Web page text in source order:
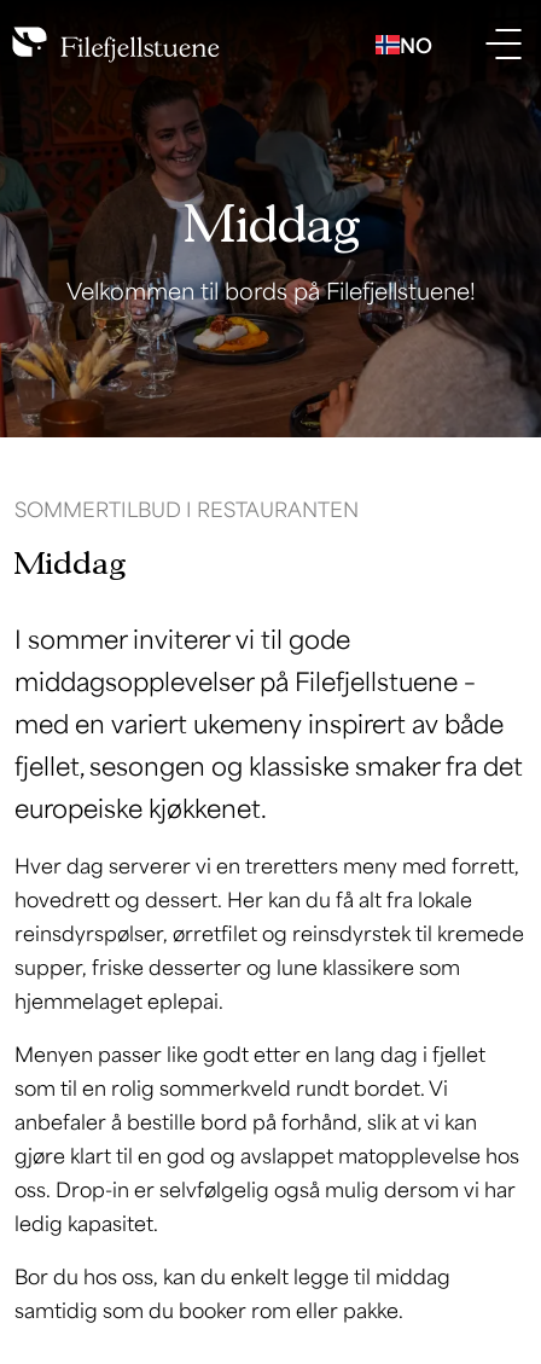
NO
Middag
Velkommen til bords på Filefjellstuene!
SOMMERTILBUD I RESTAURANTEN
Middag
I sommer inviterer vi til gode
middagsopplevelser på Filefjellstuene –
med en variert ukemeny inspirert av både
fjellet, sesongen og klassiske smaker fra det
europeiske kjøkkenet.
Hver dag serverer vi en treretters meny med forrett,
hovedrett og dessert. Her kan du få alt fra lokale
reinsdyrspølser, ørretfilet og reinsdyrstek til kremede
supper, friske desserter og lune klassikere som
hjemmelaget eplepai.
Menyen passer like godt etter en lang dag i fjellet
som til en rolig sommerkveld rundt bordet. Vi
anbefaler å bestille bord på forhånd, slik at vi kan
gjøre klart til en god og avslappet matopplevelse hos
oss. Drop-in er selvfølgelig også mulig dersom vi har
ledig kapasitet.
Bor du hos oss, kan du enkelt legge til middag
samtidig som du booker rom eller pakke.